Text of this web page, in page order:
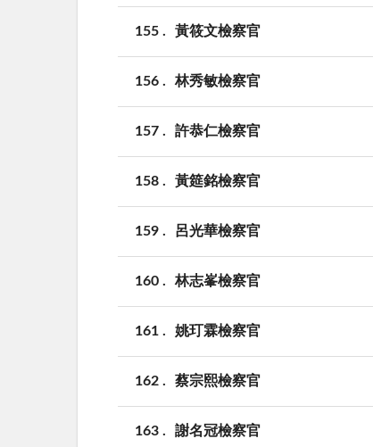
155 黃筱文檢察官
156 林秀敏檢察官
157 許恭仁檢察官
158 黃筵銘檢察官
159 呂光華檢察官
160 林志峯檢察官
161 姚玎霖檢察官
162 蔡宗熙檢察官
163 謝名冠檢察官